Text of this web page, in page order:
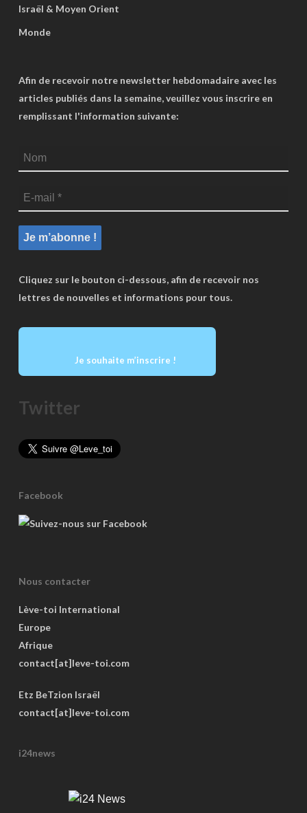
Israël & Moyen Orient
Monde
Afin de recevoir notre newsletter hebdomadaire avec les
articles publiés dans la semaine, veuillez vous inscrire en
remplissant l'information suivante:
Cliquez sur le bouton ci-dessous, afin de recevoir nos
lettres de nouvelles et informations pour tous.
Je souhaite m’inscrire !
Twitter
Facebook
Nous contacter
Lève-toi International
Europe
Afrique
contact[at]leve-toi.com
Etz BeTzion Israël
contact[at]leve-toi.com
i24news